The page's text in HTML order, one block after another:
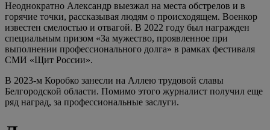
Неоднократно Александр выезжал на места обстрелов и в
горячие точки, рассказывая людям о происходящем. Военкор
известен смелостью и отвагой. В 2022 году был награжден
специальным призом «За мужество, проявленное при
выполнении профессионального долга» в рамках фестиваля
СМИ «Щит России».
В 2023-м Коробко занесли на Аллею трудовой славы
Белгородской области. Помимо этого журналист получил еще
ряд наград, за профессиональные заслуги.